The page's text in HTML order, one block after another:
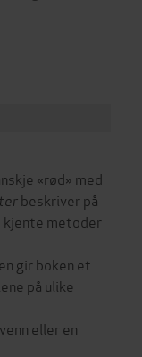
«rød» med
beskriver på
kjente metoder
gir boken et
på ulike
eller en